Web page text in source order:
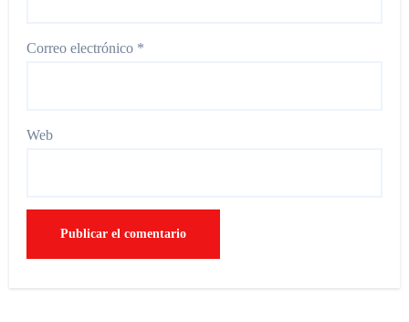
Correo electrónico *
Web